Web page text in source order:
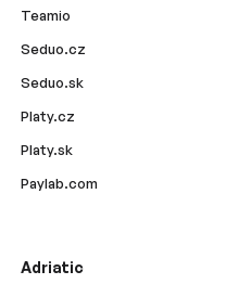
Teamio
Seduo.cz
Seduo.sk
Platy.cz
Platy.sk
Paylab.com
Adriatic